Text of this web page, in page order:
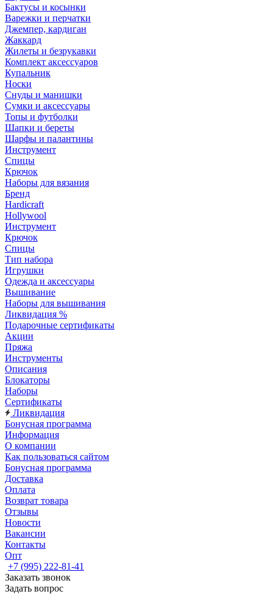
Бактусы и косынки
Варежки и перчатки
Джемпер, кардиган
Жаккард
Жилеты и безрукавки
Комплект аксессуаров
Купальник
Носки
Снуды и манишки
Сумки и аксессуары
Топы и футболки
Шапки и береты
Шарфы и палантины
Инструмент
Спицы
Крючок
Наборы для вязания
Бренд
Hardicraft
Hollywool
Инструмент
Крючок
Спицы
Тип набора
Игрушки
Одежда и аксессуары
Вышивание
Наборы для вышивания
Ликвидация %
Подарочные сертификаты
Акции
Пряжа
Инструменты
Описания
Блокаторы
Наборы
Сертификаты
Ликвидация
Бонусная программа
Информация
О компании
Как пользоваться сайтом
Бонусная программа
Доставка
Оплата
Возврат товара
Отзывы
Новости
Вакансии
Контакты
Опт
+7 (995) 222-81-41
Заказать звонок
Задать вопрос